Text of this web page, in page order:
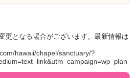
更となる場合がございます。最新情報は
hawaii/chapel/sanctuary/?